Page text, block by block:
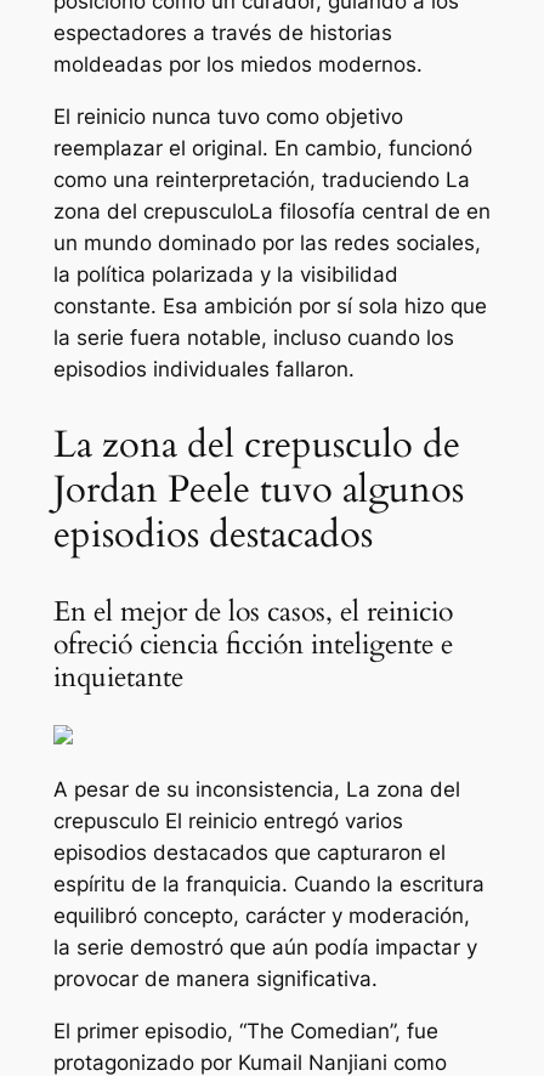
espectadores a través de historias
moldeadas por los miedos modernos.
El reinicio nunca tuvo como objetivo
reemplazar el original. En cambio, funcionó
como una reinterpretación, traduciendo La
zona del crepusculoLa filosofía central de en
un mundo dominado por las redes sociales,
la política polarizada y la visibilidad
constante. Esa ambición por sí sola hizo que
la serie fuera notable, incluso cuando los
episodios individuales fallaron.
La zona del crepusculo de
Jordan Peele tuvo algunos
episodios destacados
En el mejor de los casos, el reinicio
ofreció ciencia ficción inteligente e
inquietante
A pesar de su inconsistencia, La zona del
crepusculoEl reinicio entregó varios
episodios destacados que capturaron el
espíritu de la franquicia. Cuando la escritura
equilibró concepto, carácter y moderación,
la serie demostró que aún podía impactar y
provocar de manera significativa.
El primer episodio, “The Comedian”, fue
protagonizado por Kumail Nanjiani como